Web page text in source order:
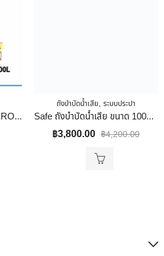
DOS ถังบำบัดน้ำเสีย รุ่น HERO ขนาด 1000 L สีดำ
ถังบำบัดน้ำเสีย, ระบบประปา
Safe ถังบำบัดน้ำเสีย ขนาด 1000 ลิตร สีดำ
฿3,800.00 ฿4,200.00